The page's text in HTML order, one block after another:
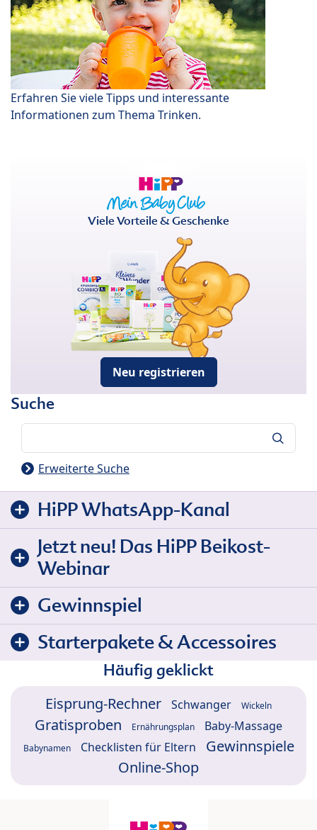
Erfahren Sie viele Tipps und interessante
Informationen zum Thema Trinken.
Viele Vorteile & Geschenke
Neu registrieren
Suche
Erweiterte Suche
HiPP WhatsApp-Kanal
Jetzt neu! Das HiPP Beikost-
Webinar
Gewinnspiel
Starterpakete & Accessoires
Häufig geklickt
Eisprung-Rechner Schwanger Wickeln
Gratisproben Ernährungsplan Baby-Massage
Babynamen Checklisten für Eltern
Gewinnspiele
Online-Shop